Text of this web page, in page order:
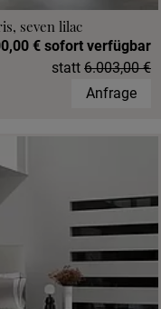
seven lilac
€ sofort verfügbar
statt 6.003,00 €
Anfrage